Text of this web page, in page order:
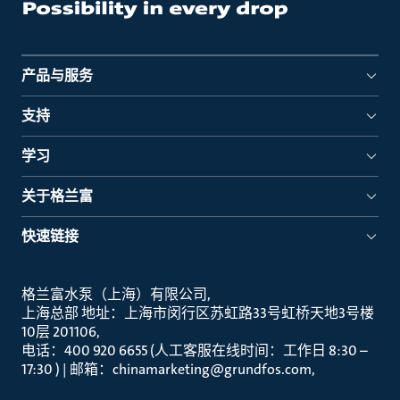
产品与服务
支持
学习
关于格兰富
快速链接
格兰富水泵（上海）有限公司
上海总部 地址：上海市闵行区苏虹路33号虹桥天地3号楼
10层 201106
电话：400 920 6655 (人工客服在线时间：工作日 8:30 –
17:30 ) | 邮箱：chinamarketing@grundfos.com